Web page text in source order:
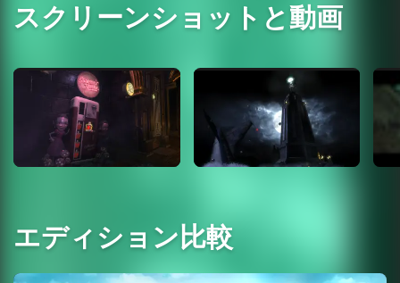
スクリーンショットと動画
エディション比較